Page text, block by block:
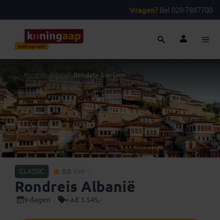
Vragen? Bel 020-7887700
...> Rondreis Albanië>Reisdata & prijzen
CLASSIC 8,0 (230)
Rondreis Albanië
9 dagen v.a.€ 1.545,-